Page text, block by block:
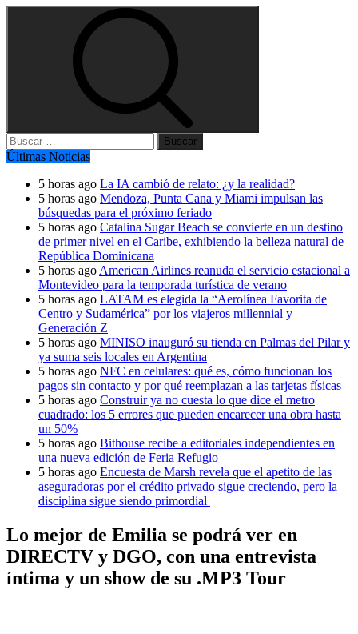
Buscar:
Últimas Noticias
5 horas ago La IA cambió de relato: ¿y la realidad?
5 horas ago Mendoza, Punta Cana y Miami impulsan las
búsquedas para el próximo feriado
5 horas ago Catalina Sugar Beach se convierte en un destino
de primer nivel en el Caribe, exhibiendo la belleza natural de
República Dominicana
5 horas ago American Airlines reanuda el servicio estacional a
Montevideo para la temporada turística de verano
5 horas ago LATAM es elegida la “Aerolínea Favorita de
Centro y Sudamérica” por los viajeros millennial y
Generación Z
5 horas ago MINISO inauguró su tienda en Palmas del Pilar y
ya suma seis locales en Argentina
5 horas ago NFC en celulares: qué es, cómo funcionan los
pagos sin contacto y por qué reemplazan a las tarjetas físicas
5 horas ago Construir ya no cuesta lo que dice el metro
cuadrado: los 5 errores que pueden encarecer una obra hasta
un 50%
5 horas ago Bithouse recibe a editoriales independientes en
una nueva edición de Feria Refugio
5 horas ago Encuesta de Marsh revela que el apetito de las
aseguradoras por el crédito privado sigue creciendo, pero la
disciplina sigue siendo primordial
Lo mejor de Emilia se podrá ver en
DIRECTV y DGO, con una entrevista
íntima y un show de su .MP3 Tour